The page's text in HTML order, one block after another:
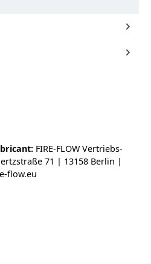
FIRE-FLOW Vertriebs-
71 | 13158 Berlin |
flow.eu
produits